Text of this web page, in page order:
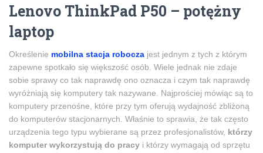
Lenovo ThinkPad P50 – potężny
laptop
Określenie mobilna stacja robocza jest jednym z tych z którym
zapewne spotkało się większość osób. Wiele jednak nie zdaje
sobie sprawy co tak naprawdę ono oznacza i czym tak naprawdę
wyróżniają się komputery tak nazywane. Najprościej mówiąc są to
komputery przenośne, które przy tym oferują wydajność zbliżoną
do komputerów stacjonarnych. Właśnie to sprawia, że tak często
urządzenia tego typu wybierane są przez profesjonalistów, którzy
komputer wykorzystują do pracy i którzy wymagają od sprzętu